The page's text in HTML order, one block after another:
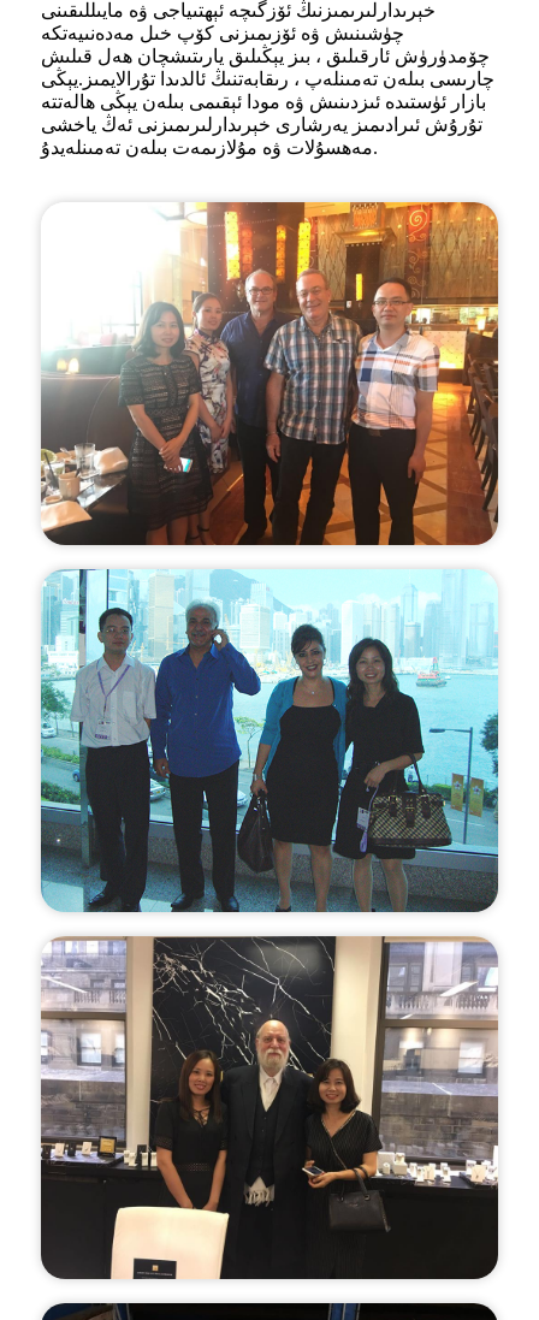
خېرىدارلىرىمىزنىڭ ئۆزگىچە ئېھتىياجى ۋە مايىللىقىنى
چۈشىنىش ۋە ئۆزىمىزنى كۆپ خىل مەدەنىيەتكە
چۆمدۈرۈش ئارقىلىق ، بىز يېڭىلىق يارىتىشچان ھەل قىلىش
چارىسى بىلەن تەمىنلەپ ، رىقابەتنىڭ ئالدىدا تۇرالايمىز.يېڭى
بازار ئۈستىدە ئىزدىنىش ۋە مودا ئېقىمى بىلەن يېڭى ھالەتتە
تۇرۇش ئىرادىمىز يەرشارى خېرىدارلىرىمىزنى ئەڭ ياخشى
مەھسۇلات ۋە مۇلازىمەت بىلەن تەمىنلەيدۇ.